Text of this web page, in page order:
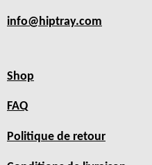
info@hiptray.com
Shop
FAQ
Politique de retour